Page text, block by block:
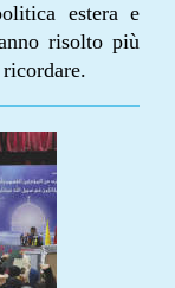
estera e
risolto più